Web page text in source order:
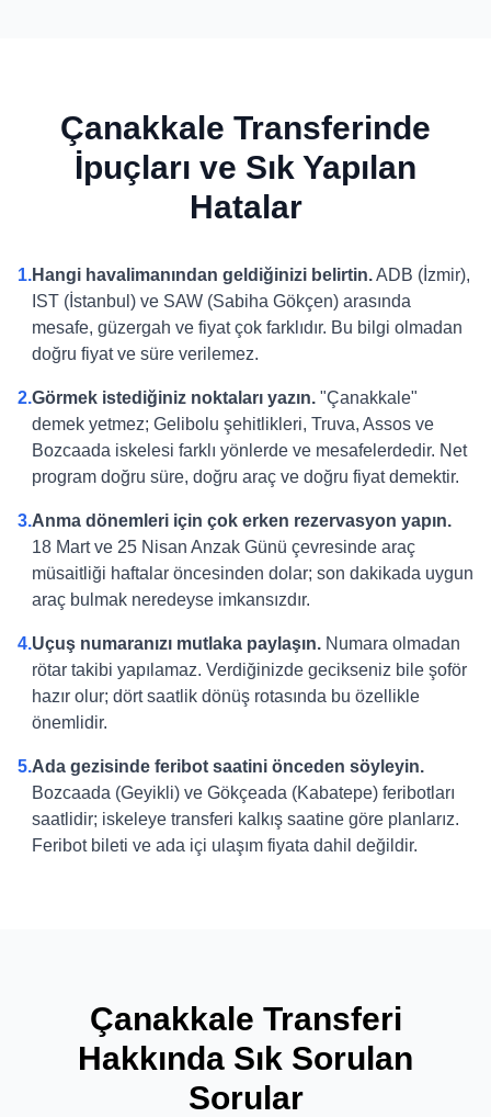
Çanakkale Transferinde
İpuçları ve Sık Yapılan
Hatalar
1.Hangi havalimanından geldiğinizi belirtin.ADB (İzmir),
IST (İstanbul) ve SAW (Sabiha Gökçen) arasında
mesafe, güzergah ve fiyat çok farklıdır. Bu bilgi olmadan
doğru fiyat ve süre verilemez.
2.Görmek istediğiniz noktaları yazın. "Çanakkale"
demek yetmez; Gelibolu şehitlikleri, Truva, Assos ve
Bozcaada iskelesi farklı yönlerde ve mesafelerdedir. Net
program doğru süre, doğru araç ve doğru fiyat demektir.
3.Anma dönemleri için çok erken rezervasyon yapın.
18 Mart ve 25 Nisan Anzak Günü çevresinde araç
müsaitliği haftalar öncesinden dolar; son dakikada uygun
araç bulmak neredeyse imkansızdır.
4.Uçuş numaranızı mutlaka paylaşın. Numara olmadan
rötar takibi yapılamaz. Verdiğinizde gecikseniz bile şoför
hazır olur; dört saatlik dönüş rotasında bu özellikle
önemlidir.
5.Ada gezisinde feribot saatini önceden söyleyin.
Bozcaada (Geyikli) ve Gökçeada (Kabatepe) feribotları
saatlidir; iskeleye transferi kalkış saatine göre planlarız.
Feribot bileti ve ada içi ulaşım fiyata dahil değildir.
Çanakkale Transferi
Hakkında Sık Sorulan
Sorular